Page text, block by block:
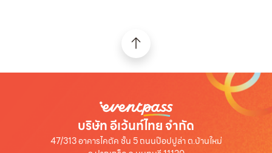
บริษัท อีเว้นท์ไทย จำกัด
47/313 อาคารไคตัค ชั้น 5 ถนนป๊อปปูล่า ต.บ้านใหม่